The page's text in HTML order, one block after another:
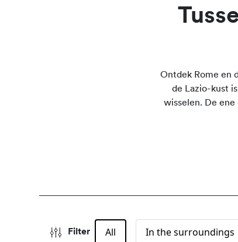
Ontdek Rome en
de Lazio-kust
wisselen. De
Filter All In the surroundings